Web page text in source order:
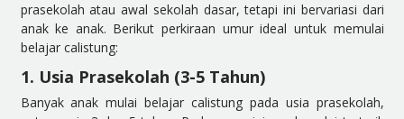
prasekolah atau awal sekolah dasar, tetapi ini bervariasi dari
anak ke anak. Berikut perkiraan umur ideal untuk memulai
belajar calistung:
1. Usia Prasekolah (3-5 Tahun)
Banyak anak mulai belajar calistung pada usia prasekolah,